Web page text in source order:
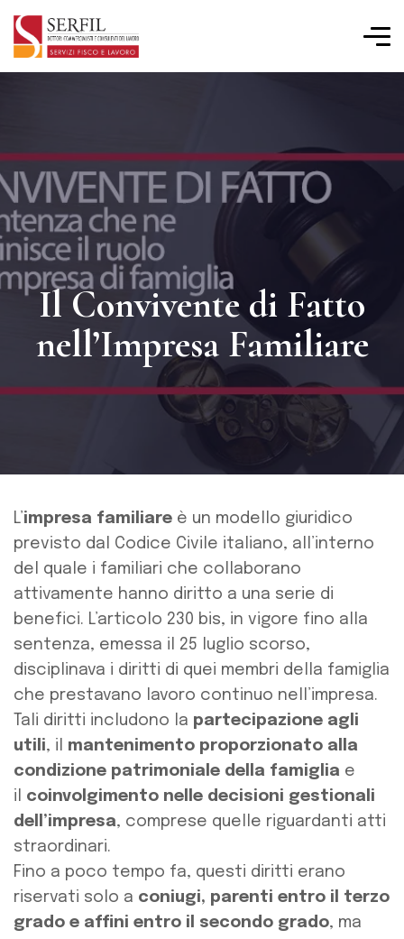
Il Convivente di Fatto
nell’Impresa Familiare
L’impresa familiare è un modello giuridico
previsto dal Codice Civile italiano, all’interno
del quale i familiari che collaborano
attivamente hanno diritto a una serie di
benefici. L’articolo 230 bis, in vigore fino alla
sentenza, emessa il 25 luglio scorso,
disciplinava i diritti di quei membri della famiglia
che prestavano lavoro continuo nell’impresa.
Tali diritti includono la partecipazione agli
utili, il mantenimento proporzionato alla
condizione patrimoniale della famiglia e
il coinvolgimento nelle decisioni gestionali
dell’impresa, comprese quelle riguardanti atti
straordinari.
Fino a poco tempo fa, questi diritti erano
riservati solo a coniugi, parenti entro il terzo
grado e affini entro il secondo grado, ma